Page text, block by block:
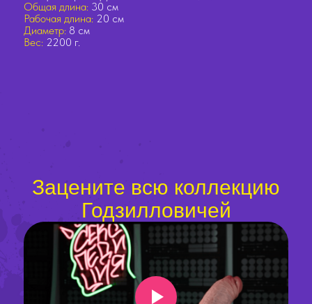
Общая длина: 30 см
Рабочая длина: 20 см
Диаметр: 8 см
Вес: 2200 г.
Зацените всю коллекцию
Годзилловичей